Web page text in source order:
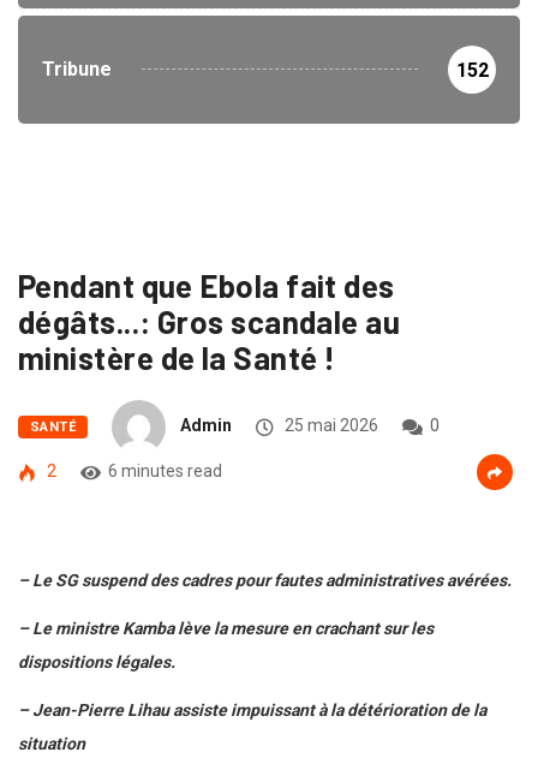
Tribune 152
Pendant que Ebola fait des
dégâts...: Gros scandale au
ministère de la Santé !
SANTÉ Admin 25 mai 2026 0
2 6 minutes read
– Le SG suspend des cadres pour fautes administratives avérées.
– Le ministre Kamba lève la mesure en crachant sur les
dispositions légales.
– Jean-Pierre Lihau assiste impuissant à la détérioration de la
situation